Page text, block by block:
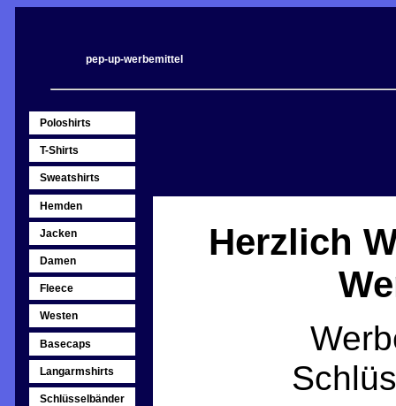
pep-up-werbemittel
Poloshirts
T-Shirts
Sweatshirts
Hemden
Jacken
Damen
Fleece
Westen
Basecaps
Langarmshirts
Schlüsselbänder
Herzlich